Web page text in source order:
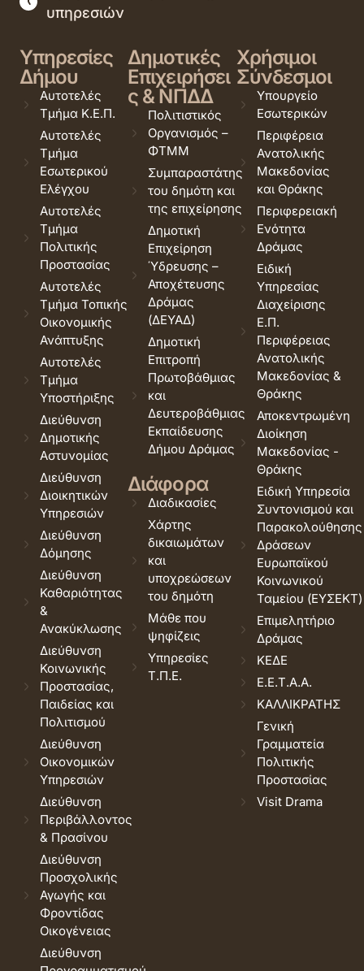
υπηρεσιών
Υπηρεσίες
Δήμου
Αυτοτελές
Τμήμα Κ.Ε.Π.
Αυτοτελές
Τμήμα
Εσωτερικού
Ελέγχου
Αυτοτελές
Τμήμα
Πολιτικής
Προστασίας
Αυτοτελές
Τμήμα Τοπικής
Οικονομικής
Ανάπτυξης
Αυτοτελές
Τμήμα
Υποστήριξης
Διεύθυνση
Δημοτικής
Αστυνομίας
Διεύθυνση
Διοικητικών
Υπηρεσιών
Διεύθυνση
Δόμησης
Διεύθυνση
Καθαριότητας
&
Ανακύκλωσης
Διεύθυνση
Κοινωνικής
Προστασίας,
Παιδείας και
Πολιτισμού
Διεύθυνση
Οικονομικών
Υπηρεσιών
Διεύθυνση
Περιβάλλοντος
& Πρασίνου
Διεύθυνση
Προσχολικής
Αγωγής και
Φροντίδας
Οικογένειας
Διεύθυνση
Δημοτικές
Επιχειρήσει
ς & ΝΠΔΔ
Πολιτιστικός
Οργανισμός –
ΦΤΜΜ
Συμπαραστάτης
του δημότη και
της επιχείρησης
Δημοτική
Επιχείρηση
Ύδρευσης –
Αποχέτευσης
Δράμας
(ΔΕΥΑΔ)
Δημοτική
Επιτροπή
Πρωτοβάθμιας
και
Δευτεροβάθμιας
Εκπαίδευσης
Δήμου Δράμας
Διάφορα
Διαδικασίες
Χάρτης
δικαιωμάτων
και
υποχρεώσεων
του δημότη
Μάθε που
ψηφίζεις
Υπηρεσίες
Τ.Π.Ε.
Χρήσιμοι
Σύνδεσμοι
Υπουργείο
Εσωτερικών
Περιφέρεια
Ανατολικής
Μακεδονίας
και Θράκης
Περιφερειακή
Ενότητα
Δράμας
Ειδική
Υπηρεσίας
Διαχείρισης
Ε.Π.
Περιφέρειας
Ανατολικής
Μακεδονίας &
Θράκης
Αποκεντρωμένη
Διοίκηση
Μακεδονίας -
Θράκης
Ειδική Υπηρεσία
Συντονισμού και
Παρακολούθησης
Δράσεων
Ευρωπαϊκού
Κοινωνικού
Ταμείου (ΕΥΣΕΚΤ)
Επιμελητήριο
Δράμας
ΚΕΔΕ
Ε.Ε.Τ.Α.Α.
ΚΑΛΛΙΚΡΑΤΗΣ
Γενική
Γραμματεία
Πολιτικής
Προστασίας
Visit Drama